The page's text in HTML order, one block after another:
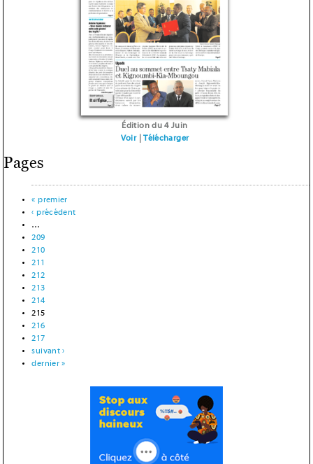
Édition du 4 Juin
Voir| Télécharger
Pages
« premier
‹ précédent
…
209
210
211
212
213
214
215
216
217
suivant ›
dernier »